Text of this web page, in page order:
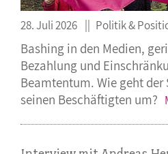
28. Juli 2026 Politik &
Bashing in den Medien,
Bezahlung und
Beamtentum. Wie geht
seinen Beschäftigten um?